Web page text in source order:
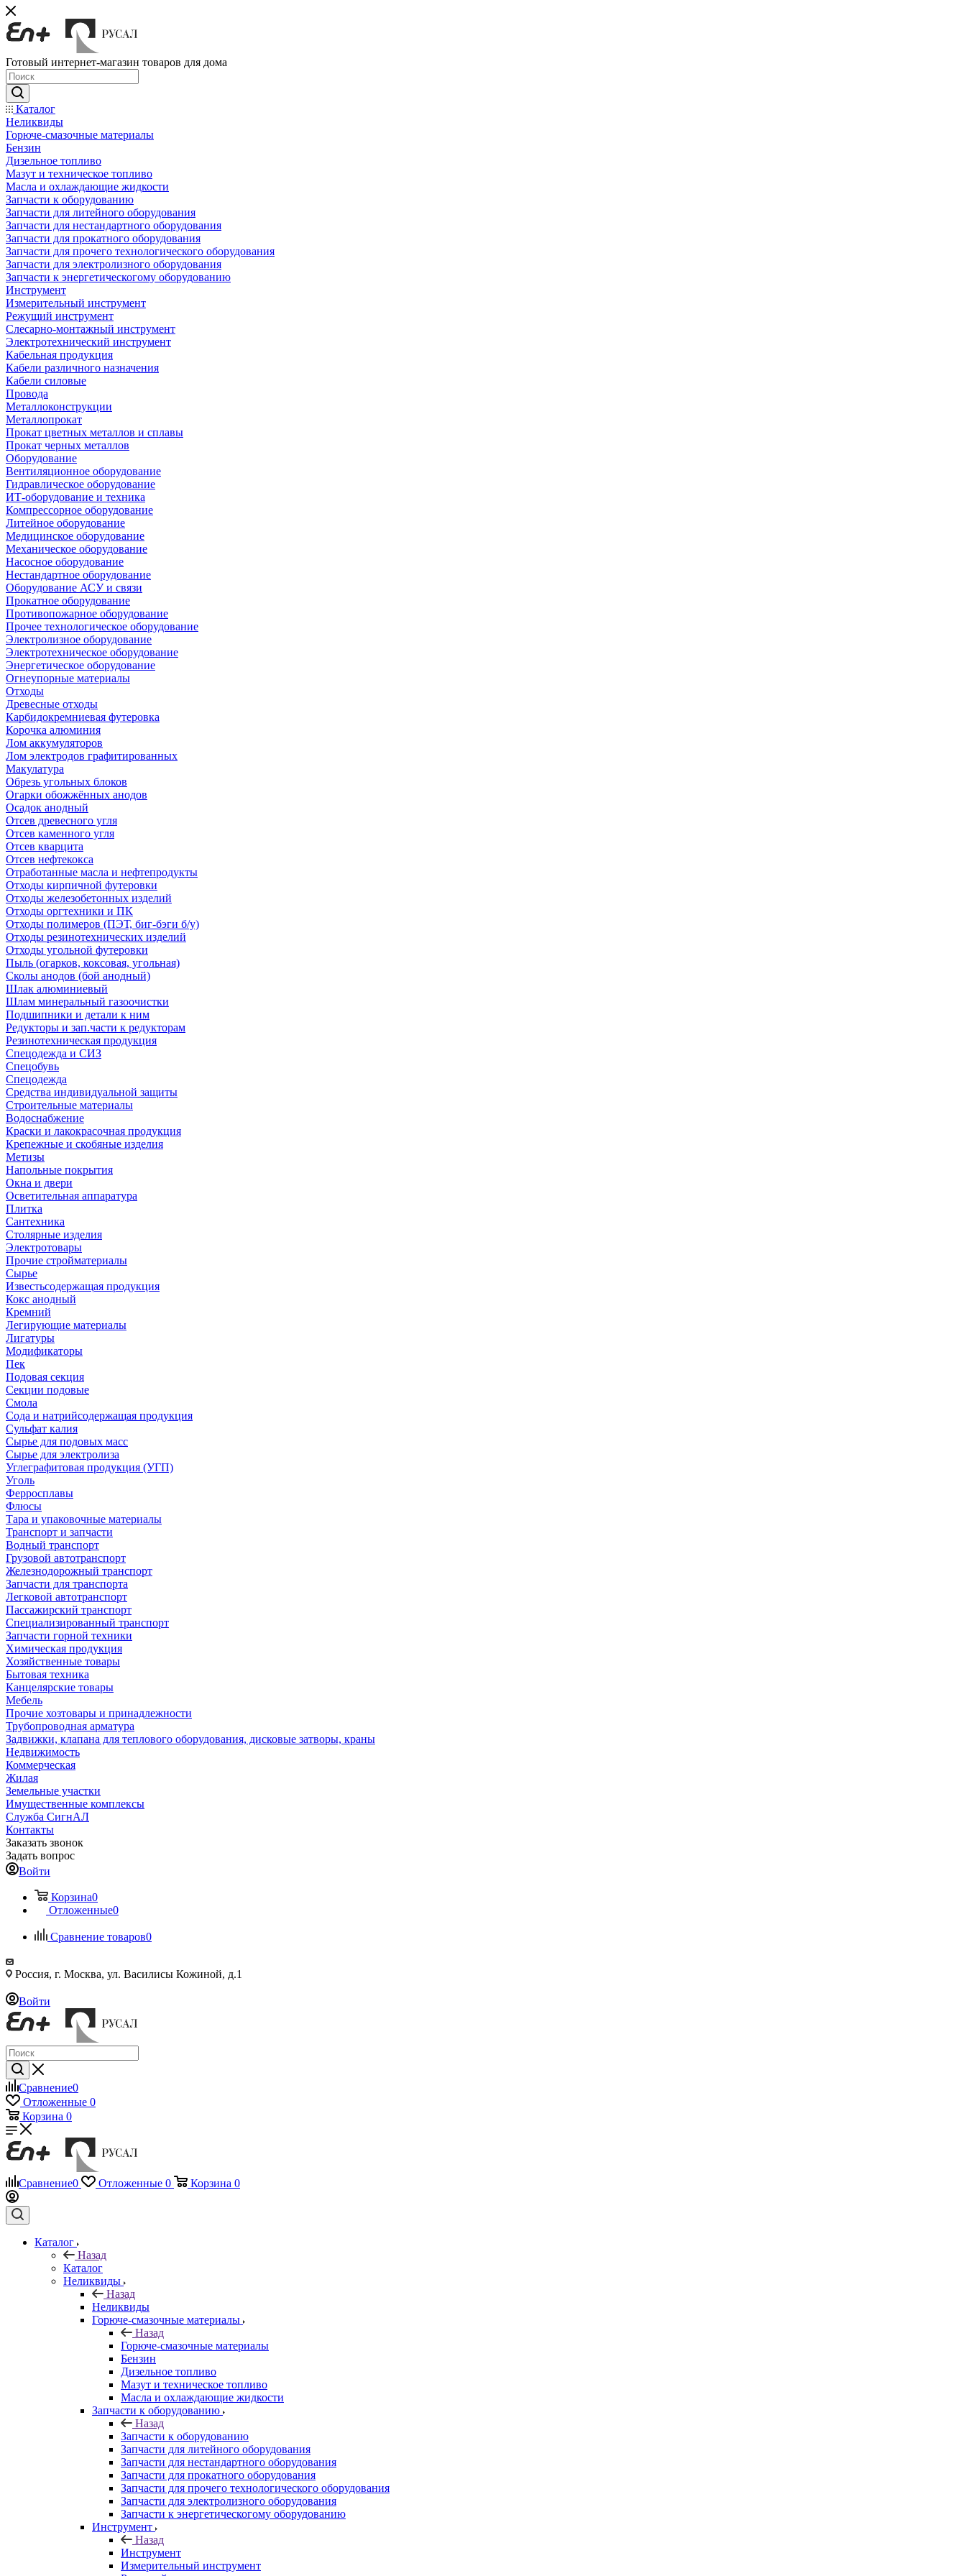
Готовый интернет-магазин товаров для дома
Каталог
Неликвиды
Горюче-смазочные материалы
Бензин
Дизельное топливо
Мазут и техническое топливо
Масла и охлаждающие жидкости
Запчасти к оборудованию
Запчасти для литейного оборудования
Запчасти для нестандартного оборудования
Запчасти для прокатного оборудования
Запчасти для прочего технологического оборудования
Запчасти для электролизного оборудования
Запчасти к энергетическогому оборудованию
Инструмент
Измерительный инструмент
Режущий инструмент
Слесарно-монтажный инструмент
Электротехнический инструмент
Кабельная продукция
Кабели различного назначения
Кабели силовые
Провода
Металлоконструкции
Металлопрокат
Прокат цветных металлов и сплавы
Прокат черных металлов
Оборудование
Вентиляционное оборудование
Гидравлическое оборудование
ИТ-оборудование и техника
Компрессорное оборудование
Литейное оборудование
Медицинское оборудование
Механическое оборудование
Насосное оборудование
Нестандартное оборудование
Оборудование АСУ и связи
Прокатное оборудование
Противопожарное оборудование
Прочее технологическое оборудование
Электролизное оборудование
Электротехническое оборудование
Энергетическое оборудование
Огнеупорные материалы
Отходы
Древесные отходы
Карбидокремниевая футеровка
Корочка алюминия
Лом аккумуляторов
Лом электродов графитированных
Макулатура
Обрезь угольных блоков
Огарки обожжённых анодов
Осадок анодный
Отсев древесного угля
Отсев каменного угля
Отсев кварцита
Отсев нефтекокса
Отработанные масла и нефтепродукты
Отходы кирпичной футеровки
Отходы железобетонных изделий
Отходы оргтехники и ПК
Отходы полимеров (ПЭТ, биг-бэги б/у)
Отходы резинотехнических изделий
Отходы угольной футеровки
Пыль (огарков, коксовая, угольная)
Сколы анодов (бой анодный)
Шлак алюминиевый
Шлам минеральный газоочистки
Подшипники и детали к ним
Редукторы и зап.части к редукторам
Резинотехническая продукция
Спецодежда и СИЗ
Спецобувь
Спецодежда
Средства индивидуальной защиты
Строительные материалы
Водоснабжение
Краски и лакокрасочная продукция
Крепежные и скобяные изделия
Метизы
Напольные покрытия
Окна и двери
Осветительная аппаратура
Плитка
Сантехника
Столярные изделия
Электротовары
Прочие стройматериалы
Сырье
Известьсодержащая продукция
Кокс анодный
Кремний
Легирующие материалы
Лигатуры
Модификаторы
Пек
Подовая секция
Секции подовые
Смола
Сода и натрийсодержащая продукция
Сульфат калия
Сырье для подовых масс
Сырье для электролиза
Углеграфитовая продукция (УГП)
Уголь
Ферросплавы
Флюсы
Тара и упаковочные материалы
Транспорт и запчасти
Водный транспорт
Грузовой автотранспорт
Железнодорожный транспорт
Запчасти для транспорта
Легковой автотранспорт
Пассажирский транспорт
Специализированный транспорт
Запчасти горной техники
Химическая продукция
Хозяйственные товары
Бытовая техника
Канцелярские товары
Мебель
Прочие хозтовары и принадлежности
Трубопроводная арматура
Задвижки, клапана для теплового оборудования, дисковые затворы, краны
Недвижимость
Коммерческая
Жилая
Земельные участки
Имущественные комплексы
Служба СигнАЛ
Контакты
Заказать звонок
Задать вопрос
Войти
Корзина0
Отложенные0
Сравнение товаров0
Россия, г. Москва, ул. Василисы Кожиной, д.1
Войти
Сравнение0
Отложенные 0
Корзина 0
Сравнение0 Отложенные 0 Корзина 0
Каталог
Назад
Каталог
Неликвиды
Назад
Неликвиды
Горюче-смазочные материалы
Назад
Горюче-смазочные материалы
Бензин
Дизельное топливо
Мазут и техническое топливо
Масла и охлаждающие жидкости
Запчасти к оборудованию
Назад
Запчасти к оборудованию
Запчасти для литейного оборудования
Запчасти для нестандартного оборудования
Запчасти для прокатного оборудования
Запчасти для прочего технологического оборудования
Запчасти для электролизного оборудования
Запчасти к энергетическогому оборудованию
Инструмент
Назад
Инструмент
Измерительный инструмент